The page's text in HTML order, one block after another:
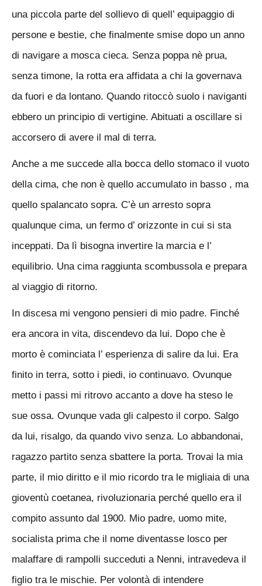
una piccola parte del sollievo di quell’ equipaggio di
persone e bestie, che finalmente smise dopo un anno
di navigare a mosca cieca. Senza poppa nè prua,
senza timone, la rotta era affidata a chi la governava
da fuori e da lontano. Quando ritoccò suolo i naviganti
ebbero un principio di vertigine. Abituati a oscillare si
accorsero di avere il mal di terra.
Anche a me succede alla bocca dello stomaco il vuoto
della cima, che non è quello accumulato in basso , ma
quello spalancato sopra. C’è un arresto sopra
qualunque cima, un fermo d’ orizzonte in cui si sta
inceppati. Da lì bisogna invertire la marcia e l’
equilibrio. Una cima raggiunta scombussola e prepara
al viaggio di ritorno.
In discesa mi vengono pensieri di mio padre. Finché
era ancora in vita, discendevo da lui. Dopo che è
morto è cominciata l’ esperienza di salire da lui. Era
finito in terra, sotto i piedi, io continuavo. Ovunque
metto i passi mi ritrovo accanto a dove ha steso le
sue ossa. Ovunque vada gli calpesto il corpo. Salgo
da lui, risalgo, da quando vivo senza. Lo abbandonai,
ragazzo partito senza sbattere la porta. Trovai la mia
parte, il mio diritto e il mio ricordo tra le migliaia di una
gioventù coetanea, rivoluzionaria perché quello era il
compito assunto dal 1900. Mio padre, uomo mite,
socialista prima che il nome diventasse losco per
malaffare di rampolli succeduti a Nenni, intravedeva il
figlio tra le mischie. Per volontà di intendere